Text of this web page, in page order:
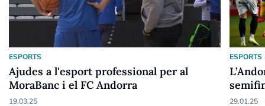
ESPORTS
Ajudes a l'esport professional per al
MoraBanc i el FC Andorra
19.03.25
ESPORTS
29.01.25